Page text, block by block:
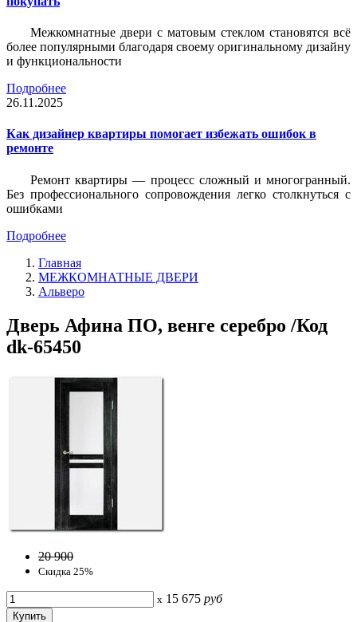
Межкомнатные двери с матовым стеклом становятся всё
более популярными благодаря своему оригинальному дизайну
и функциональности
Подробнее
26.11.2025
Как дизайнер квартиры помогает избежать ошибок в
ремонте
Ремонт квартиры — процесс сложный и многогранный.
Без профессионального сопровождения легко столкнуться с
ошибками
Подробнее
Главная
МЕЖКОМНАТНЫЕ ДВЕРИ
Альверо
Дверь Афина ПО, венге серебро /Код
dk-65450
20 900
Скидка 25%
x 15 675 руб